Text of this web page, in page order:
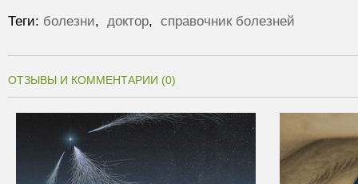
Теги: болезни, доктор, справочник болезней
ОТЗЫВЫ И КОММЕНТАРИИ (0)